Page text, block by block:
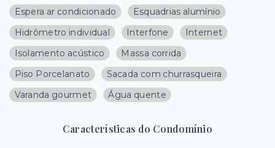
Espera ar condicionado
Esquadrias alumínio
Hidrômetro individual
Interfone
Internet
Isolamento acústico
Massa corrida
Piso Porcelanato
Sacada com churrasqueira
Varanda gourmet
Água quente
Características do Condomínio